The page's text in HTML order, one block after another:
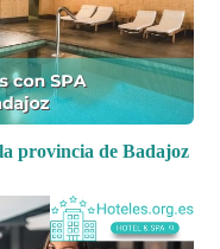
provincia de Badajoz